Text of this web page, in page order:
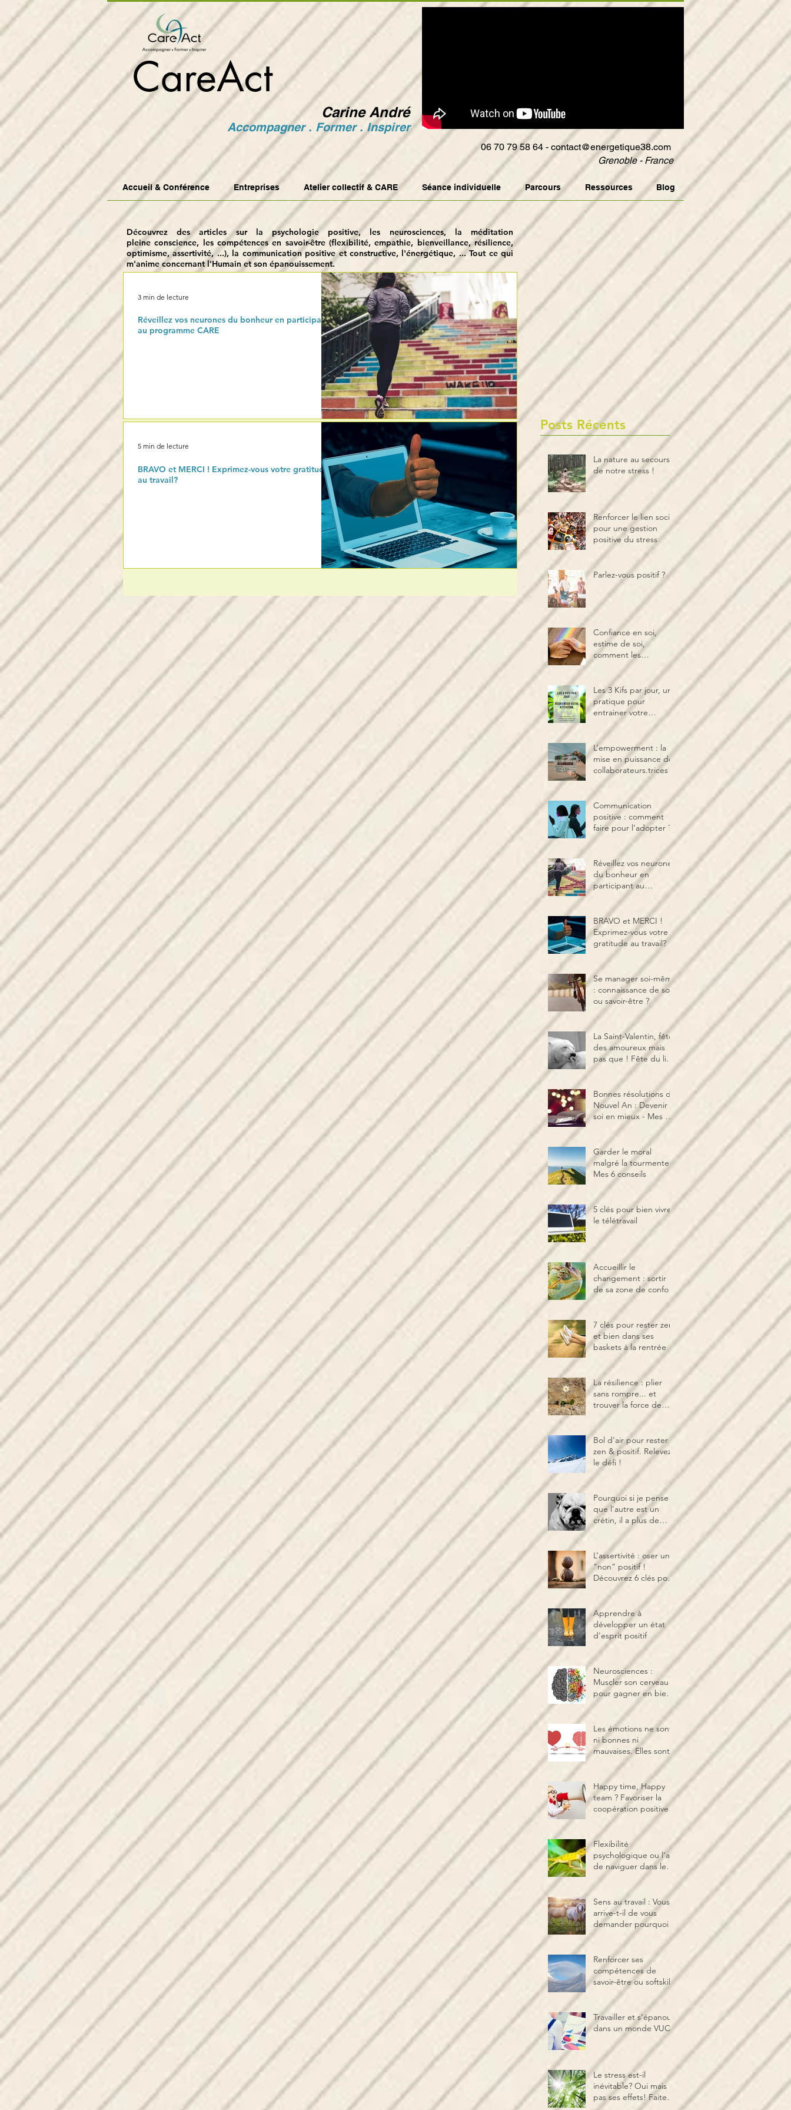
CareAct
Carine André
Accompagner . Former . Inspirer
06 70 79 58 64 - contact@energetique38.com
Grenoble - France
Accueil & Conférence Entreprises Atelier collectif & CARE Séance individuelle Parcours Ressources Blog
Découvrez des articles sur la psychologie positive, les neurosciences, la méditation
pleineconscience, les compétences en savoir-être (flexibilité, empathie, bienveillance, résilience,
optimisme, assertivité, ...), la communication positive et constructive, l'énergétique, ... Tout ce qui
m'anime concernant l'Humain et son épanouissement.
Réveillez vos neurones du bonheur en participant
au programme CARE
3 min de lecture
BRAVO et MERCI ! Exprimez-vous votre gratitude
au travail?
5 min de lecture
Posts Récents
La nature au secours
de notre stress !
Renforcer le lien social
pour une gestion
positive du stress
Parlez-vous positif ?
Confiance en soi,
estime de soi,
comment les
distinguer et les
cultiver ?
Les 3 Kifs par jour, une
pratique pour
entrainer votre
cerveau au bien-être
L’empowerment : la
mise en puissance des
collaborateurs.trices
Communication
positive : comment
faire pour l’adopter ?
Réveillez vos neurones
du bonheur en
participant au
programme CARE
BRAVO et MERCI !
Exprimez-vous votre
gratitude au travail?
Se manager soi-même
: connaissance de soi
ou savoir-être ?
La Saint-Valentin, fête
des amoureux mais
pas que ! Fête du lien
& de la relation aux
Bonnes résolutions du
Nouvel An : Devenir
soi en mieux - Mes 5
Garder le moral
malgré la tourmente -
Mes 6 conseils
5 clés pour bien vivre
le télétravail
Accueillir le
changement : sortir
de sa zone de confort
et activer la
neuroplasticité !
7 clés pour rester zen
et bien dans ses
baskets à la rentrée
La résilience : plier
sans rompre... et
trouver la force de
rebondir !
Bol d'air pour rester
zen & positif. Relevez
le défi !
Pourquoi si je pense
que l’autre est un
crétin, il a plus de
chance de le devenir ?
Effet Pygmalion.
L’assertivité : oser un
"non" positif !
Découvrez 6 clés pour
s’affirmer avec
douceur
Apprendre à
développer un état
d'esprit positif
Neurosciences :
Muscler son cerveau
pour gagner en bien-
être et en
performance
Les émotions ne sont
ni bonnes ni
mauvaises. Elles sont.
Happy time, Happy
team ? Favoriser la
coopération positive
en équipe
Flexibilité
psychologique ou l’art
de naviguer dans le
changement
Sens au travail : Vous
arrive-t-il de vous
demander pourquoi
vous vous levez le
matin ?
Renforcer ses
compétences de
savoir-être ou softskills
Travailler et s'épanouir
dans un monde VUCA
Le stress est-il
inévitable? Oui mais
pas ses effets! Faites-